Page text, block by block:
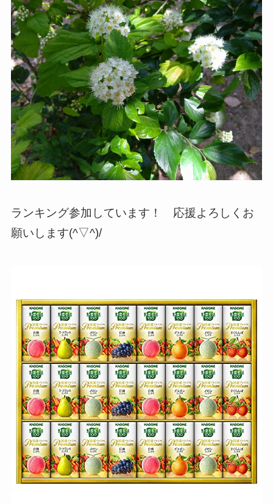
ランキング参加しています！ 応援よろしくお
願いします(^▽^)/